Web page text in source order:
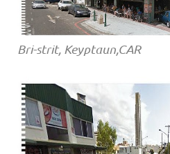
Bri-strit, Keyptaun,CAR